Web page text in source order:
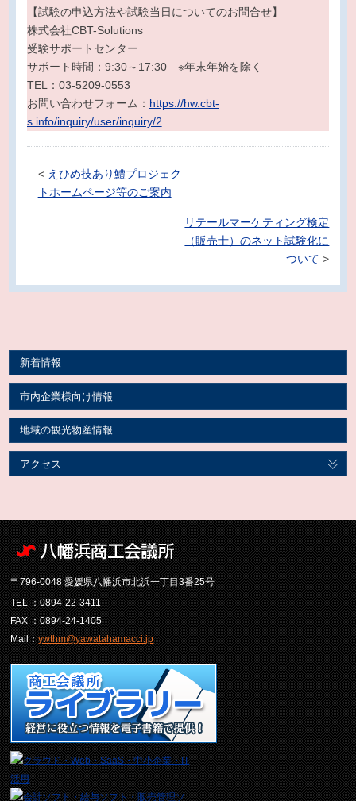
【試験の申込方法や試験当日についてのお問合せ】
株式会社CBT-Solutions
受験サポートセンター
サポート時間：9:30～17:30 ※年末年始を除く
TEL：03-5209-0553
お問い合わせフォーム： https://hw.cbt-
s.info/inquiry/user/inquiry/2
< えひめ技あり鱧プロジェク
トホームページ等のご案内
リテールマーケティング検定
（販売士）のネット試験化に
ついて >
新着情報
市内企業様向け情報
地域の観光物産情報
アクセス
〒796-0048 愛媛県八幡浜市北浜一丁目3番25号
TEL ：0894-22-3411
FAX ：0894-24-1405
Mail：ywthm@yawatahamacci.jp